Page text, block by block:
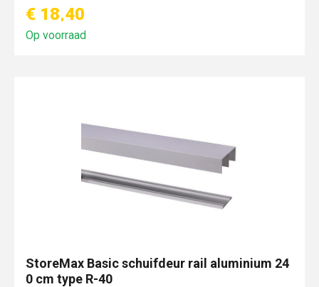
€ 18,40
Op voorraad
StoreMax Basic schuifdeur rail aluminium 24
0 cm type R-40